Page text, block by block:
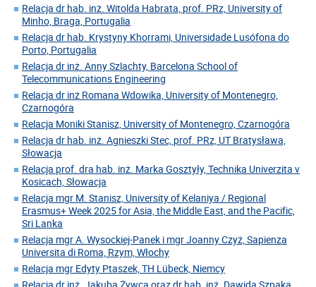
Relacja dr hab. inż. Witolda Habrata, prof. PRz, University of
Minho, Braga, Portugalia
Relacja dr hab. Krystyny Khorrami, Universidade Lusófona do
Porto, Portugalia
Relacja dr inż. Anny Szlachty, Barcelona School of
Telecommunications Engineering
Relacja dr inż Romana Wdowika, University of Montenegro,
Czarnogóra
Relacja Moniki Stanisz, University of Montenegro, Czarnogóra
Relacja dr hab. inż. Agnieszki Stec, prof. PRz, UT Bratysława,
Słowacja
Relacja prof. dra hab. inż. Marka Gosztyły, Technika Univerzita v
Kosicach, Słowacja
Relacja mgr M. Stanisz, University of Kelaniya / Regional
Erasmus+ Week 2025 for Asia, the Middle East, and the Pacific,
Sri Lanka
Relacja mgr A. Wysockiej-Panek i mgr Joanny Czyż, Sapienza
Universita di Roma, Rzym, Włochy
Relacja mgr Edyty Ptaszek, TH Lübeck, Niemcy